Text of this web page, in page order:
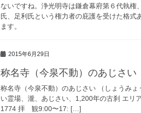
ないですね。浄光明寺は鎌倉幕府第６代執
氏、足利氏という権力者の庇護を受けた格
ます。
2015年6月29日
称名寺（今泉不動）のあじさい
称名寺（今泉不動）のあじさい （しょうみ
い霊場、瀧、あじさい、1,200年の古刹 エ
1774 拝 観9:00〜17: […]